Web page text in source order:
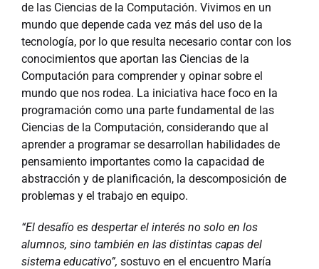
de las Ciencias de la Computación. Vivimos en un
mundo que depende cada vez más del uso de la
tecnología, por lo que resulta necesario contar con los
conocimientos que aportan las Ciencias de la
Computación para comprender y opinar sobre el
mundo que nos rodea. La iniciativa hace foco en la
programación como una parte fundamental de las
Ciencias de la Computación, considerando que al
aprender a programar se desarrollan habilidades de
pensamiento importantes como la capacidad de
abstracción y de planificación, la descomposición de
problemas y el trabajo en equipo.
“El desafío es despertar el interés no solo en los
alumnos, sino también en las distintas capas del
sistema educativo”, sostuvo en el encuentro María